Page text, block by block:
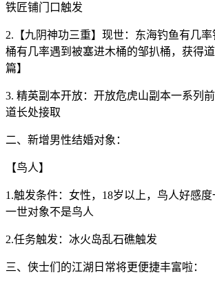
铁匠铺门口触发
2.【九阴神功三重】现世：东海钓鱼有几
桶有几率遇到被塞进木桶的邹扒桶，获得
篇】
3. 精英副本开放：开放危虎山副本一系列
道长处接取
二、新增男性结婚对象：
【鸟人】
1.触发条件：女性，18岁以上，鸟人好感
一世对象不是鸟人
2.任务触发：冰火岛乱石礁触发
三、侠士们的江湖日常将更便捷丰富啦：